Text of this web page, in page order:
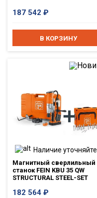
187 542 ₽
В КОРЗИНУ
Наличие уточняйте
Магнитный сверлильный
станок FEIN KBU 35 QW
STRUCTURAL STEEL-SET
182 564 ₽